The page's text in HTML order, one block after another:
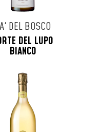
DEL BOSCO
DEL LUPO
BIANCO